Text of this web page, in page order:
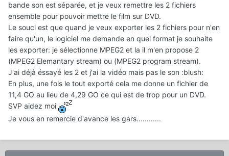
bande son est séparée, et je veux remettre les 2 fichiers
ensemble pour pouvoir mettre le film sur DVD.
Le souci est que quand je veux exporter les 2 fichiers pour n'en
faire qu'un, le logiciel me demande en quel format je souhaite
les exporter: je sélectionne MPEG2 et la il m'en propose 2
(MPEG2 Elemantary stream) ou (MPEG2 program stream).
J'ai déjà éssayé les 2 et j'ai la vidéo mais pas le son :blush:
En plus, une fois le tout exporté cela me donne un fichier de
11,4 GO au lieu de 4,29 GO ce qui est de trop pour un DVD.
SVP aidez moi
Je vous en remercie d'avance les gars............